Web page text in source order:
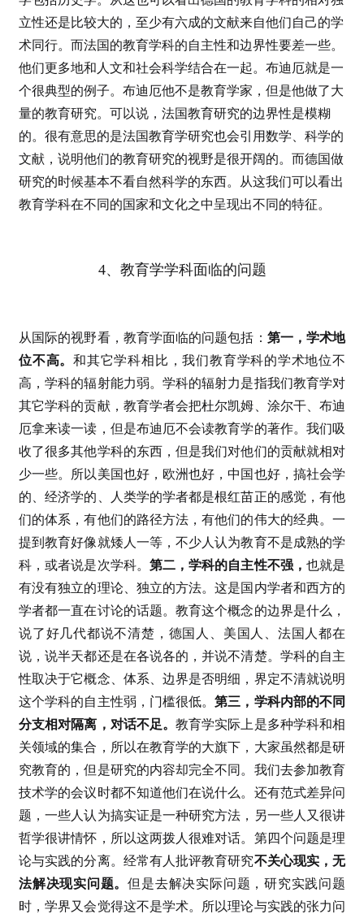
立性还是比较大的，至少有六成的文献来自他们自己的学
术同行。而法国的教育学科的自主性和边界性要差一些。
他们更多地和人文和社会科学结合在一起。布迪厄就是一
个很典型的例子。布迪厄他不是教育学家，但是他做了大
量的教育研究。可以说，法国教育研究的边界性是模糊
的。很有意思的是法国教育学研究也会引用数学、科学的
文献，说明他们的教育研究的视野是很开阔的。而德国做
研究的时候基本不看自然科学的东西。从这我们可以看出
教育学科在不同的国家和文化之中呈现出不同的特征。
4、教育学学科面临的问题
从国际的视野看，教育学面临的问题包括： 第一，学术地
位不高。和其它学科相比，我们教育学科的学术地位不
高，学科的辐射能力弱。学科的辐射力是指我们教育学对
其它学科的贡献，教育学者会把杜尔凯姆、涂尔干、布迪
厄拿来读一读，但是布迪厄不会读教育学的著作。我们吸
收了很多其他学科的东西，但是我们对他们的贡献就相对
少一些。所以美国也好，欧洲也好，中国也好，搞社会学
的、经济学的、人类学的学者都是根红苗正的感觉，有他
们的体系，有他们的路径方法，有他们的伟大的经典。一
提到教育好像就矮人一等，不少人认为教育不是成熟的学
科，或者说是次学科。 第二，学科的自主性不强， 也就是
有没有独立的理论、独立的方法。这是国内学者和西方的
学者都一直在讨论的话题。教育这个概念的边界是什么，
说了好几代都说不清楚，德国人、美国人、法国人都在
说，说半天都还是在各说各的，并说不清楚。学科的自主
性取决于它概念、体系、边界是否明细，界定不清就说明
这个学科的自主性弱，门槛很低。第三，学科内部的不同
分支相对隔离，对话不足。 教育学实际上是多种学科和相
关领域的集合，所以在教育学的大旗下，大家虽然都是研
究教育的，但是研究的内容却完全不同。我们去参加教育
技术学的会议时都不知道他们在说什么。还有范式差异问
题，一些人认为搞实证是一种研究方法，另一些人又很讲
哲学很讲情怀，所以这两拨人很难对话。第四个问题是理
论与实践的分离。经常有人批评教育研究不关心现实，无
法解决现实问题。但是去解决实际问题，研究实践问题
时，学界又会觉得这不是学术。所以理论与实践的张力问